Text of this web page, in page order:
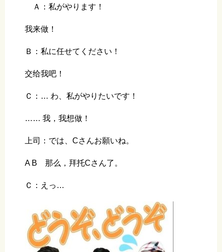
Ａ：私がやります！
我来做！
Ｂ：私に任せてください！
交给我吧！
Ｃ：… わ、私がやりたいです！
…… 我，我想做！
上司：では、Cさんお願いね。
A B 那么，拜托Cさん了。
Ｃ：えっ…